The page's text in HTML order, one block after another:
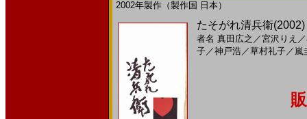
2002年製作（製作国 日本）
たそがれ清兵衛
者名 真田広之 ／宮沢りえ ／
子／神戸浩／草村礼子／ 嵐